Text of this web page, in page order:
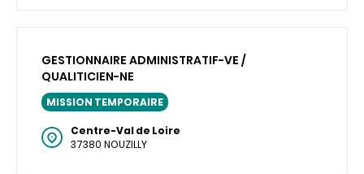
GESTIONNAIRE ADMINISTRATIF-VE /
QUALITICIEN-NE
MISSION TEMPORAIRE
Centre-Val de Loire
37380 NOUZILLY